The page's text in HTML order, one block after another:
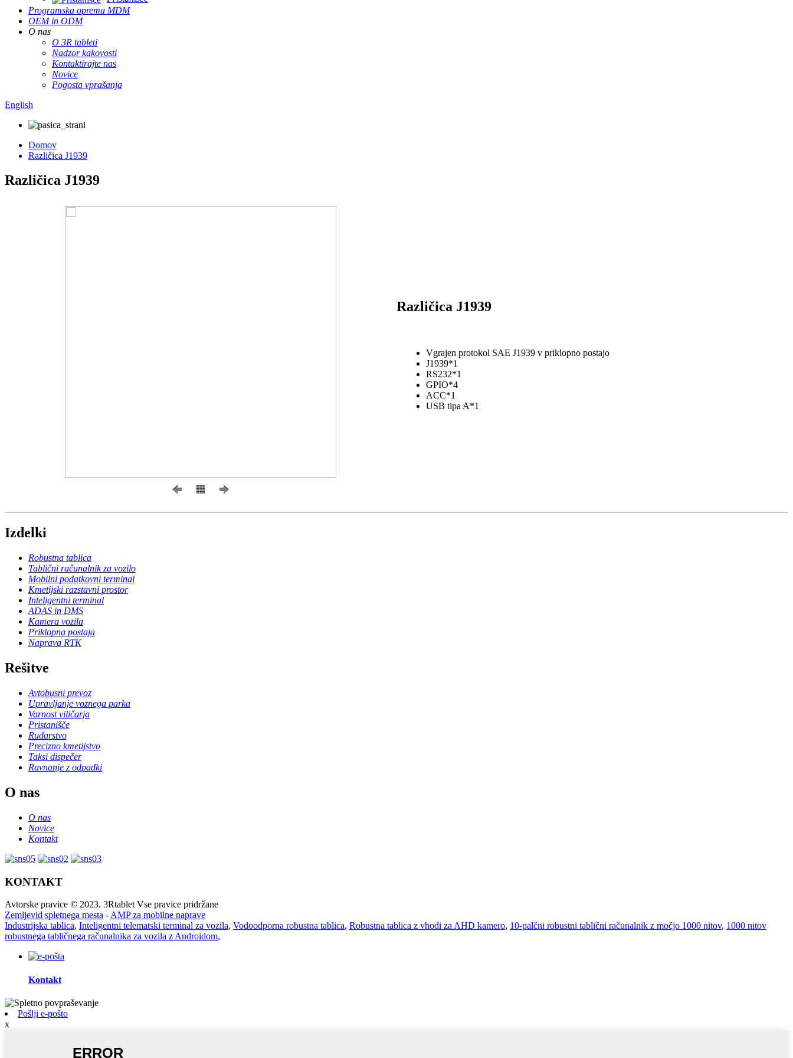
Programska oprema MDM
OEM in ODM
O nas
O 3R tableti
Nadzor kakovosti
Kontaktirajte nas
Novice
Pogosta vprašanja
English
Domov
Različica J1939
Različica J1939
Različica J1939
Vgrajen protokol SAE J1939 v priklopno postajo
J1939*1
RS232*1
GPIO*4
ACC*1
USB tipa A*1
Izdelki
Robustna tablica
Tablični računalnik za vozilo
Mobilni podatkovni terminal
Kmetijski razstavni prostor
Inteligentni terminal
ADAS in DMS
Kamera vozila
Priklopna postaja
Naprava RTK
Rešitve
Avtobusni prevoz
Upravljanje voznega parka
Varnost viličarja
Pristanišče
Rudarstvo
Precizno kmetijstvo
Taksi dispečer
Ravnanje z odpadki
O nas
O nas
Novice
Kontakt
KONTAKT
Avtorske pravice © 2023. 3Rtablet Vse pravice pridržane
Zemljevid spletnega mesta - AMP za mobilne naprave
Industrijska tablica, Inteligentni telematski terminal za vozila, Vodoodporna robustna tablica, Robustna tablica z vhodi za AHD kamero, 10-palčni robustni tablični računalnik z močjo 1000 nitov, 1000 nitov
robustnega tabličnega računalnika za vozila z Androidom,
Kontakt
Pošlji e-pošto
x